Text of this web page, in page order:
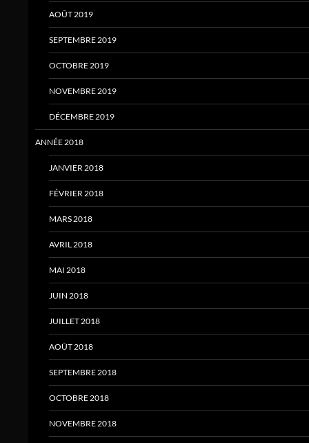
AOÛT 2019
SEPTEMBRE 2019
OCTOBRE 2019
NOVEMBRE 2019
DÉCEMBRE 2019
ANNÉE 2018
JANVIER 2018
FÉVRIER 2018
MARS 2018
AVRIL 2018
MAI 2018
JUIN 2018
JUILLET 2018
AOÛT 2018
SEPTEMBRE 2018
OCTOBRE 2018
NOVEMBRE 2018